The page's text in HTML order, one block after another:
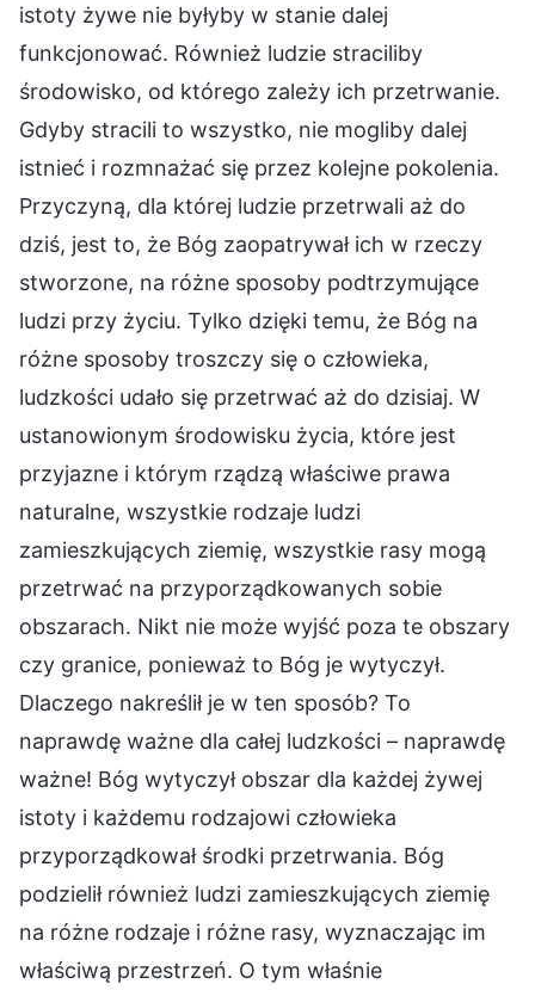
istoty żywe nie byłyby w stanie dalej
funkcjonować. Również ludzie straciliby
środowisko, od którego zależy ich przetrwanie.
Gdyby stracili to wszystko, nie mogliby dalej
istnieć i rozmnażać się przez kolejne pokolenia.
Przyczyną, dla której ludzie przetrwali aż do
dziś, jest to, że Bóg zaopatrywał ich w rzeczy
stworzone, na różne sposoby podtrzymujące
ludzi przy życiu. Tylko dzięki temu, że Bóg na
różne sposoby troszczy się o człowieka,
ludzkości udało się przetrwać aż do dzisiaj. W
ustanowionym środowisku życia, które jest
przyjazne i którym rządzą właściwe prawa
naturalne, wszystkie rodzaje ludzi
zamieszkujących ziemię, wszystkie rasy mogą
przetrwać na przyporządkowanych sobie
obszarach. Nikt nie może wyjść poza te obszary
czy granice, ponieważ to Bóg je wytyczył.
Dlaczego nakreślił je w ten sposób? To
naprawdę ważne dla całej ludzkości – naprawdę
ważne! Bóg wytyczył obszar dla każdej żywej
istoty i każdemu rodzajowi człowieka
przyporządkował środki przetrwania. Bóg
podzielił również ludzi zamieszkujących ziemię
na różne rodzaje i różne rasy, wyznaczając im
właściwą przestrzeń. O tym właśnie